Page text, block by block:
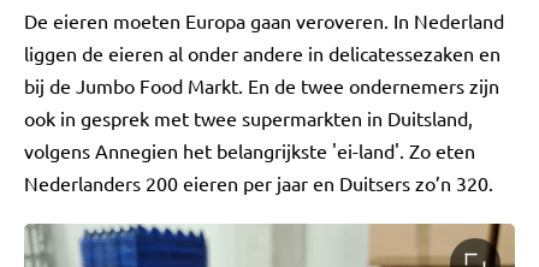
De eieren moeten Europa gaan veroveren. In Nederland
liggen de eieren al onder andere in delicatessezaken en
bij de Jumbo Food Markt. En de twee ondernemers zijn
ook in gesprek met twee supermarkten in Duitsland,
volgens Annegien het belangrijkste 'ei-land'. Zo eten
Nederlanders 200 eieren per jaar en Duitsers zo’n 320.